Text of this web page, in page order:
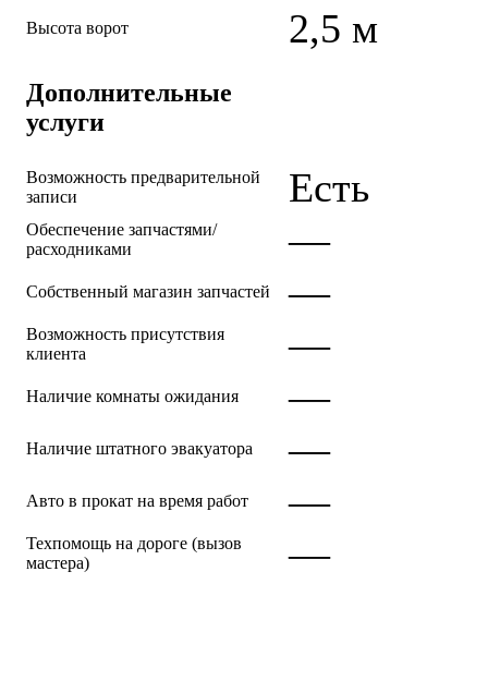
Высота ворот 2,5 м
Дополнительные
услуги
Возможность предварительной
записи
Есть
Обеспечение запчастями/
расходниками
—
Собственный магазин запчастей —
Возможность присутствия
клиента
—
Наличие комнаты ожидания —
Наличие штатного эвакуатора —
Авто в прокат на время работ —
Техпомощь на дороге (вызов
мастера)
—